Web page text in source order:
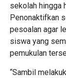
sekolah hingga
Penonaktifkan
pesoalan agar
siswa yang
pemukulan
“Sambil